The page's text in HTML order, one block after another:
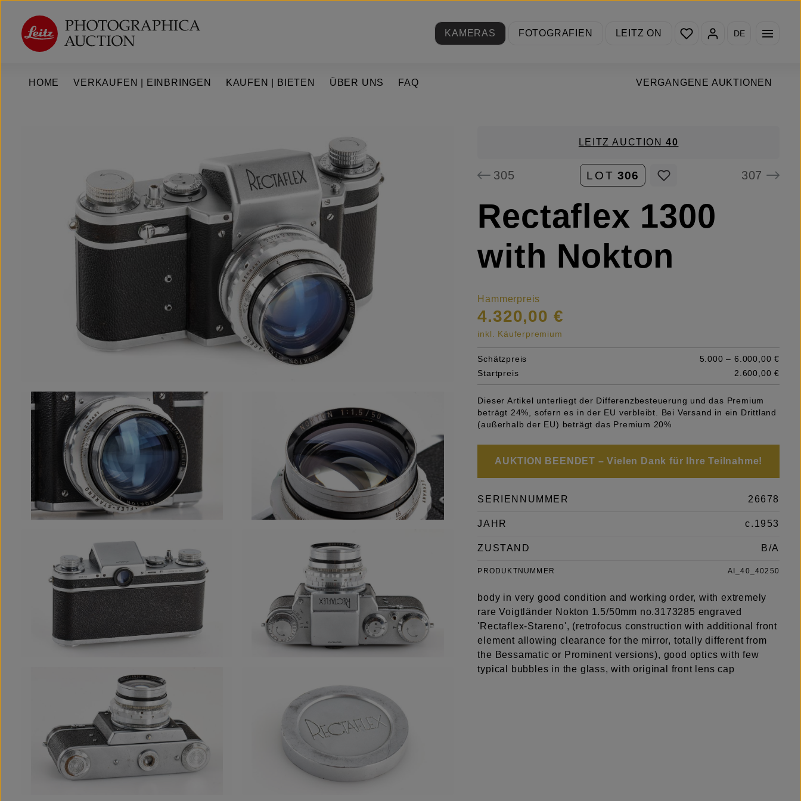
Hauptinhalt springen
Zur Hauptnavigation springen
KAMERAS
FOTOGRAFIEN LEITZ ON
Du hast 0 Produkte auf
DE
HOME VERGANGENE AUKTIONEN
VERKAUFEN | EINBRINGEN KAUFEN | BIETEN ÜBER UNS FAQ
LEITZ AUCTION40
305 LOT 306 307
Rectaflex 1300
with Nokton
Hammerpreis
4.320,00 €
inkl. Käuferpremium
Schätzpreis
5.000 – 6.000,00 €
Startpreis
2.600,00 €
Dieser Artikel unterliegt der Differenzbesteuerung und das Premium
beträgt 24%, sofern es in der EU verbleibt. Bei Versand in ein Drittland
(außerhalb der EU) beträgt das Premium 20%
AUKTION BEENDET – Vielen Dank für Ihre Teilnahme!
SERIENNUMMER 26678
JAHR c.1953
ZUSTAND B/A
PRODUKTNUMMER AI_40_40250
body in very good condition and working order, with extremely
rare Voigtländer Nokton 1.5/50mm no.3173285 engraved
'Rectaflex-Stareno', (retrofocus construction with additional front
element allowing clearance for the mirror, totally different from
the Bessamatic or Prominent versions), good optics with few
typical bubbles in the glass, with original front lens cap